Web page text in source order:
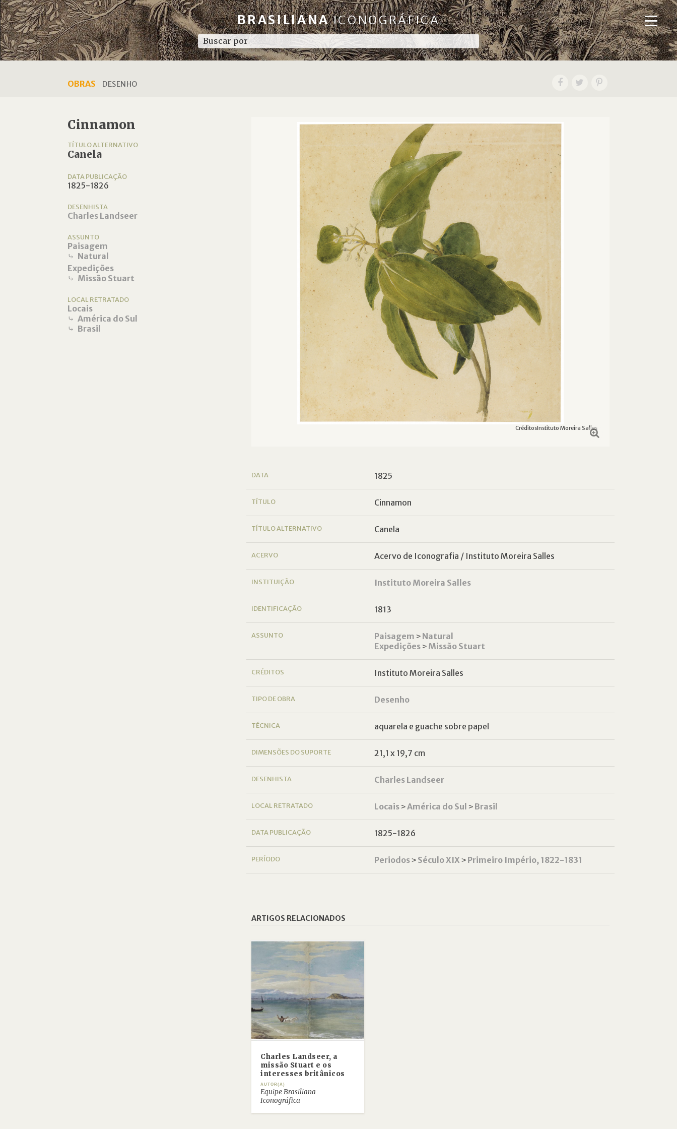
BRASILIANAICONOGRÁFICA
OBRAS DESENHO
Cinnamon
TÍTULO ALTERNATIVO
Canela
DATA PUBLICAÇÃO
1825-1826
DESENHISTA
Charles Landseer
ASSUNTO
Paisagem
⤷ Natural
Expedições
⤷ Missão Stuart
LOCAL RETRATADO
Locais
⤷ América do Sul
⤷ Brasil
CréditosInstituto Moreira Salles
DATA 1825
TÍTULO Cinnamon
TÍTULO ALTERNATIVO Canela
ACERVO Acervo de Iconografia / Instituto Moreira Salles
INSTITUIÇÃO Instituto Moreira Salles
IDENTIFICAÇÃO 1813
ASSUNTO Paisagem ˃ Natural
Expedições˃ Missão Stuart
CRÉDITOS Instituto Moreira Salles
TIPO DE OBRA Desenho
TÉCNICA aquarela e guache sobre papel
DIMENSÕES DO SUPORTE 21,1 x 19,7 cm
DESENHISTA Charles Landseer
LOCAL RETRATADO Locais˃América do Sul ˃ Brasil
DATA PUBLICAÇÃO 1825-1826
PERÍODO Periodos˃ Século XIX ˃ Primeiro Império, 1822-1831
ARTIGOS RELACIONADOS
Charles Landseer, a
missão Stuart e os
interesses britânicos
AUTOR(A)
Equipe Brasiliana
Iconográfica